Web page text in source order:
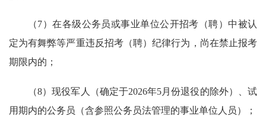
（7）在各级公务员或事业单位公开招考（聘）中被认
定为有舞弊等严重违反招考（聘）纪律行为，尚在禁止报考
期限内的；
（8）现役军人（确定于2026年5月份退役的除外）、试
用期内的公务员（含参照公务员法管理的事业单位人员）；